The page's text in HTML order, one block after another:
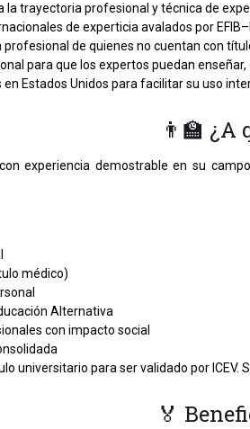
la trayectoria profesional y técnica de
de experticia avalados por
profesional de quienes no cuentan con
para que los expertos puedan
Estados Unidos para facilitar su uso
👨‍🏫
experiencia demostrable en su
médico)
Alternativa
con impacto social
universitario para ser validado por
🏅